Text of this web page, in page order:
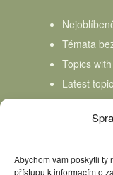
Abychom vám poskytli ty
přístupu k informacím o
Témata
Topics
Latest
Topics